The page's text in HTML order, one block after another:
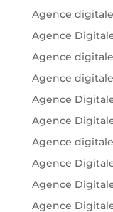
Agence
Agence
Agence
Agence
Agence
Agence
Agence
Agence
Agence
Agence